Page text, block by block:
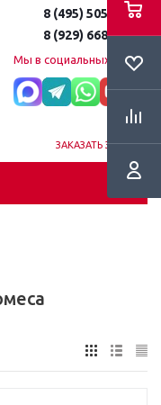
8 (495) 505-51-15
8 (929) 668-95-35
Мы в социальных сетях:
ЗАКАЗАТЬ ЗВОНОК